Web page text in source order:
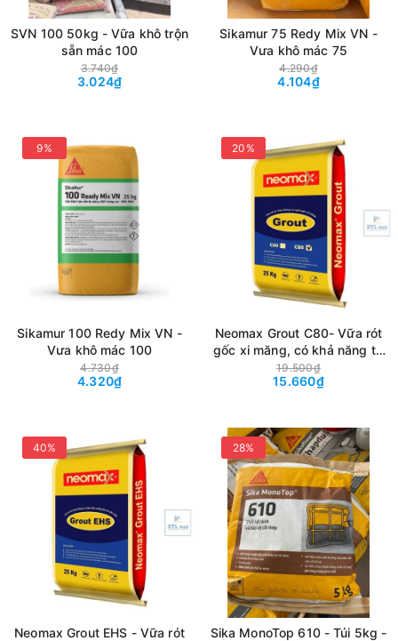
SVN 100 50kg - Vữa khô trộn
sẵn mác 100
3.740₫
3.024₫
Sikamur 75 Redy Mix VN -
Vưa khô mác 75
4.290₫
4.104₫
9%
Sikamur 100 Redy Mix VN -
Vưa khô mác 100
4.730₫
4.320₫
20%
Neomax Grout C80- Vữa rót
gốc xi măng, có khả năng tự
chảy, không co ngót, cường
độ chịu nén rất cao 80MPa
19.500₫
15.660₫
40%
Neomax Grout EHS - Vữa rót
28%
Sika MonoTop 610 - Túi 5kg -